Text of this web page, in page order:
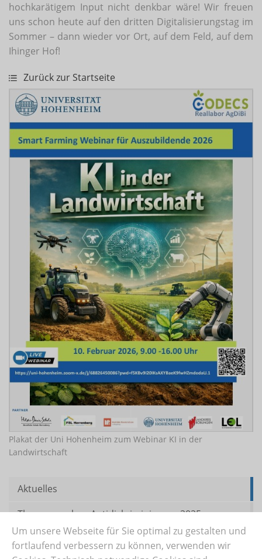
Aktuelles
Themenwochen Antidiskriminierung 2025
SCORA
hochkarätigem Input nicht denkbar wäre! Wir freuen
uns schon heute auf den dritten Digitalisierungstag im
Sommer – dann wieder vor Ort, auf dem Feld, auf dem
Ihinger Hof!
Zurück zur Startseite
Plakat der Uni Hohenheim zum Webinar KI in der
Landwirtschaft
Um unsere Webseite für Sie optimal zu gestalten und
fortlaufend verbessern zu können, verwenden wir